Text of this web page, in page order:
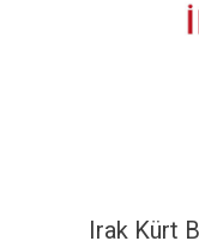
Irak Kürt